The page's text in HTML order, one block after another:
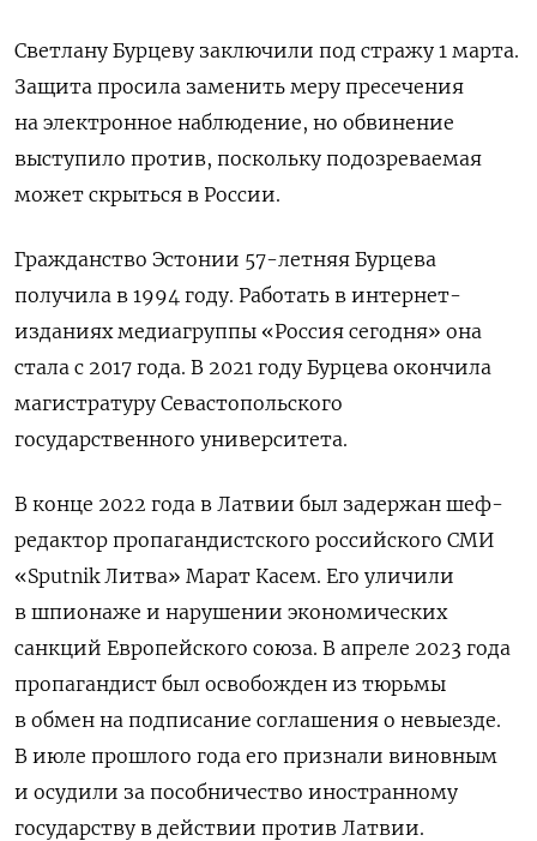
Светлану Бурцеву заключили под стражу 1 марта.
Защита просила заменить меру пресечения
на электронное наблюдение, но обвинение
выступило против, поскольку подозреваемая
может скрыться в России.
Гражданство Эстонии 57-летняя Бурцева
получила в 1994 году. Работать в интернет-
изданиях медиагруппы «Россия сегодня» она
стала с 2017 года. В 2021 году Бурцева окончила
магистратуру Севастопольского
государственного университета.
В конце 2022 года в Латвии был задержан шеф-
редактор пропагандистского российского СМИ
«Sputnik Литва» Марат Касем. Его уличили
в шпионаже и нарушении экономических
санкций Европейского союза. В апреле 2023 года
пропагандист был освобожден из тюрьмы
в обмен на подписание соглашения о невыезде.
В июле прошлого года его признали виновным
и осудили за пособничество иностранному
государству в действии против Латвии.